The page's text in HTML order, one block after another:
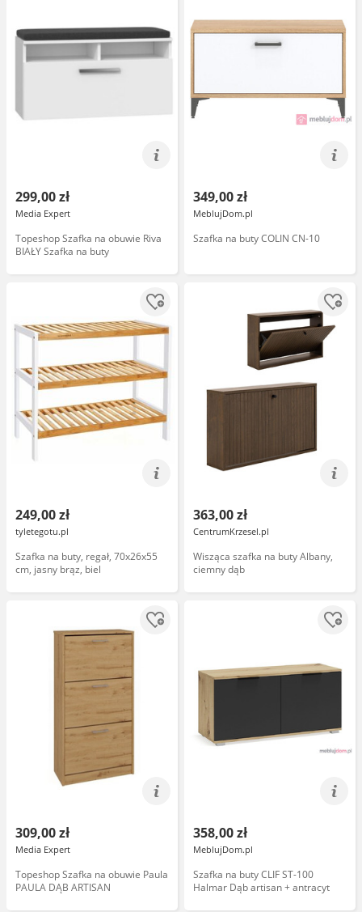
299,00 zł
Media Expert
Topeshop Szafka na obuwie Riva
BIAŁY Szafka na buty
349,00 zł
MeblujDom.pl
Szafka na buty COLIN CN-10
249,00 zł
tyletegotu.pl
Szafka na buty, regał, 70x26x55
cm, jasny brąz, biel
363,00 zł
CentrumKrzesel.pl
Wisząca szafka na buty Albany,
ciemny dąb
309,00 zł
Media Expert
Topeshop Szafka na obuwie Paula
PAULA DĄB ARTISAN
358,00 zł
MeblujDom.pl
Szafka na buty CLIF ST-100
Halmar Dąb artisan + antracyt